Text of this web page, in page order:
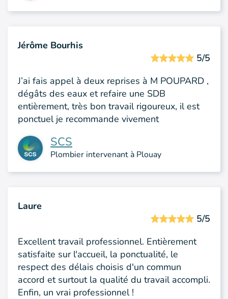
Jérôme Bourhis
5/5
J’ai fais appel à deux reprises à M POUPARD ,
dégâts des eaux et refaire une SDB
entièrement, très bon travail rigoureux, il est
ponctuel je recommande vivement
SCS
Plombier intervenant à Plouay
Laure
5/5
Excellent travail professionnel. Entièrement
satisfaite sur l'accueil, la ponctualité, le
respect des délais choisis d'un commun
accord et surtout la qualité du travail accompli.
Enfin, un vrai professionnel !